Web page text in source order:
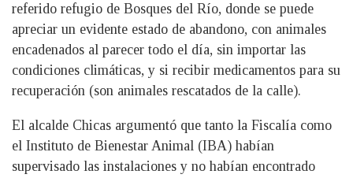
referido refugio de Bosques del Río, donde se puede
apreciar un evidente estado de abandono, con animales
encadenados al parecer todo el día, sin importar las
condiciones climáticas, y si recibir medicamentos para su
recuperación (son animales rescatados de la calle).
El alcalde Chicas argumentó que tanto la Fiscalía como
el Instituto de Bienestar Animal (IBA) habían
supervisado las instalaciones y no habían encontrado